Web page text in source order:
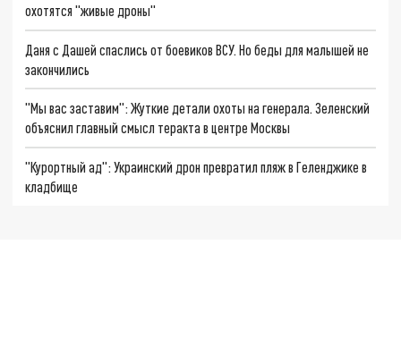
охотятся "живые дроны"
Даня с Дашей спаслись от боевиков ВСУ. Но беды для малышей не
закончились
"Мы вас заставим": Жуткие детали охоты на генерала. Зеленский
объяснил главный смысл теракта в центре Москвы
"Курортный ад": Украинский дрон превратил пляж в Геленджике в
кладбище